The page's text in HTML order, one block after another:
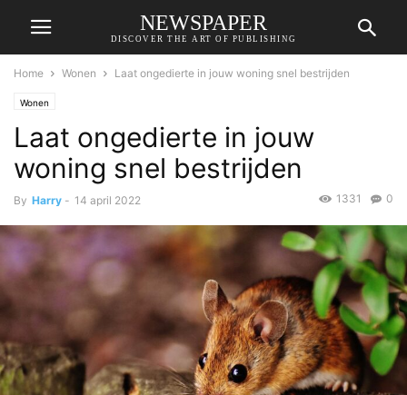
NEWSPAPER
DISCOVER THE ART OF PUBLISHING
Home Wonen Laat ongedierte in jouw woning snel bestrijden
Wonen
Laat ongedierte in jouw
woning snel bestrijden
By Harry - 14 april 2022 0
1331